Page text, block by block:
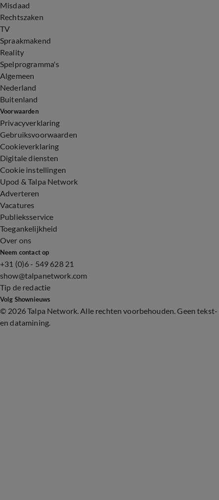
Misdaad
Rechtszaken
TV
Spraakmakend
Reality
Spelprogramma's
Algemeen
Nederland
Buitenland
Voorwaarden
Privacyverklaring
Gebruiksvoorwaarden
Cookieverklaring
Digitale diensten
Cookie instellingen
Upod & Talpa Network
Adverteren
Vacatures
Publieksservice
Toegankelijkheid
Over ons
Neem contact op
+31 (0)6 - 549 628 21
show@talpanetwork.com
Tip de redactie
Volg Shownieuws
© 2026 Talpa Network. Alle rechten voorbehouden. Geen tekst-
en datamining.